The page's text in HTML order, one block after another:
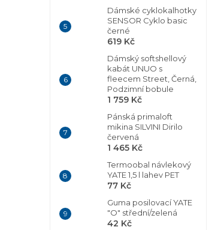
Dámské cyklokalhotky
SENSOR Cyklo basic
černé
619 Kč
Dámský softshellový
kabát UNUO s
fleecem Street, Černá,
Podzimní bobule
1 759 Kč
Pánská primaloft
mikina SILVINI Dirilo
červená
1 465 Kč
Termoobal návlekový
YATE 1,5 l lahev PET
77 Kč
Guma posilovací YATE
"O" střední/zelená
42 Kč